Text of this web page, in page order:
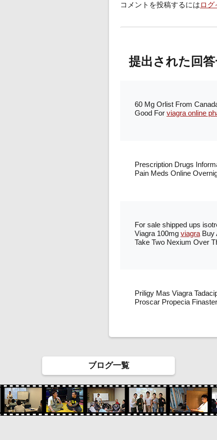
コメントを投稿するにはログ
提出された回
60 Mg Orlist From
Good For viagra online
Prescription Drugs
Pain Meds Online
For sale shipped ups
Viagra 100mg viagraBuy
Take Two Nexium Over
Priligy Mas Viagra
Proscar Propecia
ブログ一覧